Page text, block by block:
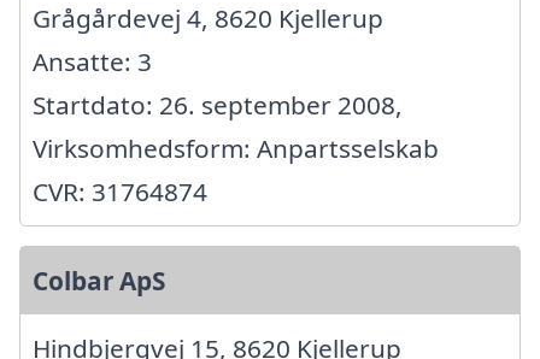
Grågårdevej 4, 8620 Kjellerup
Ansatte: 3
Startdato: 26. september 2008,
Virksomhedsform: Anpartsselskab
CVR: 31764874
Colbar ApS
Hindbjergvej 15, 8620 Kjellerup